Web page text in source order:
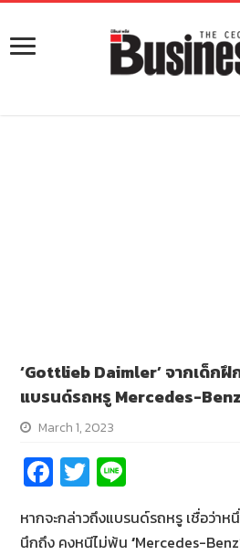
‘Gottlieb Daimler’ จากเด็ก
แบรนด์รถหรู Mercedes-Benz
March 1, 2023
Fa
ce
b
T
wi
tt e
หากจะกล่าวถึงแบรนด์รถหรู เชื่อว่า
นึกถึง คงหนีไม่พ้น‘Mercedes-